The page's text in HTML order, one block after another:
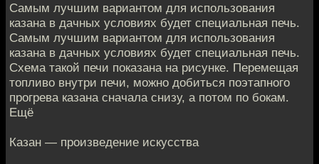
Самым лучшим вариантом для использования
казана в дачных условиях будет специальная печь.
Самым лучшим вариантом для использования
казана в дачных условиях будет специальная печь.
Схема такой печи показана на рисунке. Перемещая
топливо внутри печи, можно добиться поэтапного
прогрева казана сначала снизу, а потом по бокам.
Ещё
Казан — произведение искусства